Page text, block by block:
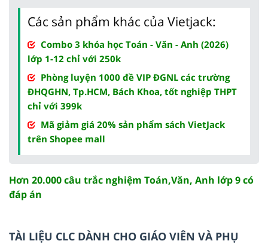
Các sản phẩm khác của Vietjack:
Combo 3 khóa học Toán - Văn - Anh (2026)
lớp 1-12 chỉ với 250k
Phòng luyện 1000 đề VIP ĐGNL các trường
ĐHQGHN, Tp.HCM, Bách Khoa, tốt nghiệp THPT
chỉ với 399k
Mã giảm giá 20% sản phẩm sách VietJack
trên Shopee mall
Hơn 20.000 câu trắc nghiệm Toán,Văn, Anh lớp 9 có
đáp án
TÀI LIỆU CLC DÀNH CHO GIÁO VIÊN VÀ PHỤ